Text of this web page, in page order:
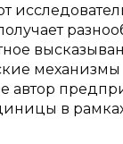
механизмы
автор
в